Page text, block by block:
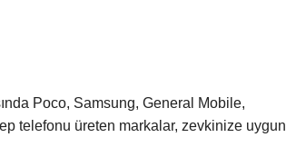
Poco, Samsung, General Mobile,
telefonu üreten markalar, zevkinize uygun